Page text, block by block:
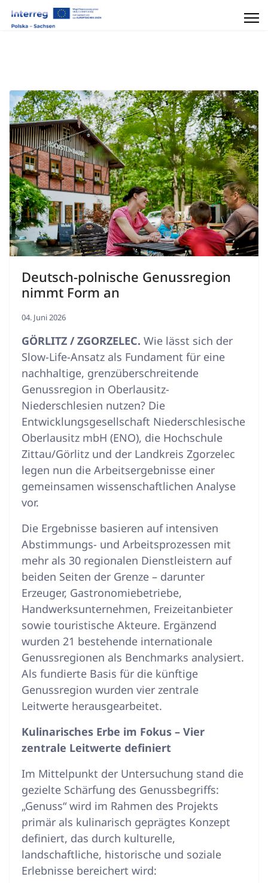
Deutsch-polnische Genussregion
nimmt Form an
04. Juni 2026
GÖRLITZ / ZGORZELEC. Wie lässt sich der
Slow-Life-Ansatz als Fundament für eine
nachhaltige, grenzüberschreitende
Genussregion in Oberlausitz-
Niederschlesien nutzen? Die
Entwicklungsgesellschaft Niederschlesische
Oberlausitz mbH (ENO), die Hochschule
Zittau/Görlitz und der Landkreis Zgorzelec
legen nun die Arbeitsergebnisse einer
gemeinsamen wissenschaftlichen Analyse
vor.
Die Ergebnisse basieren auf intensiven
Abstimmungs- und Arbeitsprozessen mit
mehr als 30 regionalen Dienstleistern auf
beiden Seiten der Grenze – darunter
Erzeuger, Gastronomiebetriebe,
Handwerksunternehmen, Freizeitanbieter
sowie touristische Akteure. Ergänzend
wurden 21 bestehende internationale
Genussregionen als Benchmarks analysiert.
Als fundierte Basis für die künftige
Genussregion wurden vier zentrale
Leitwerte herausgearbeitet.
Kulinarisches Erbe im Fokus – Vier
zentrale Leitwerte definiert
Im Mittelpunkt der Untersuchung stand die
gezielte Schärfung des Genussbegriffs:
„Genuss“ wird im Rahmen des Projekts
primär als kulinarisch geprägtes Konzept
definiert, das durch kulturelle,
landschaftliche, historische und soziale
Erlebnisse bereichert wird: